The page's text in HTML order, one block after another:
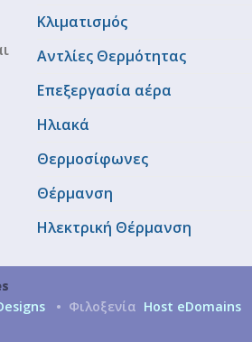
Κλιματισμός
Αντλίες Θερμότητας
Επεξεργασία αέρα
Ηλιακά
Θερμοσίφωνες
Θέρμανση
Ηλεκτρική Θέρμανση
• Φιλοξενία Host eDomains